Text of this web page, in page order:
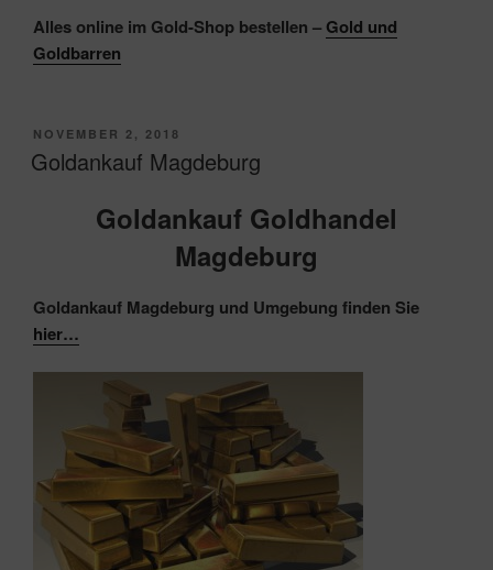
Alles online im Gold-Shop bestellen – Gold und
Goldbarren
VERÖFFENTLICHT
AM
NOVEMBER 2, 2018
Goldankauf Magdeburg
Goldankauf Goldhandel
Magdeburg
Goldankauf Magdeburg und Umgebung finden Sie
hier…